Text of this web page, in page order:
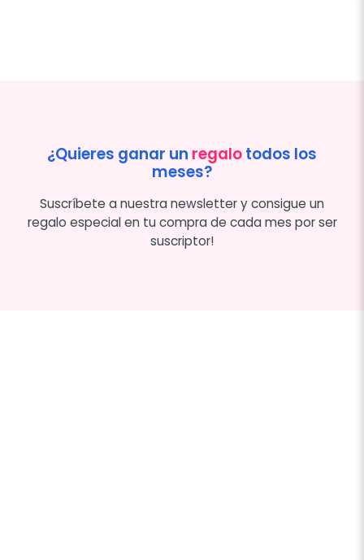
¿Quieres ganar un regalotodos los
meses?
Suscríbete a nuestra newsletter y consigue un
regalo especial en tu compra de cada mes por ser
suscriptor!